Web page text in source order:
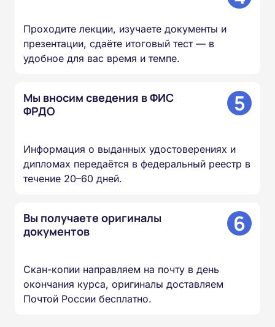
Проходите лекции, изучаете документы и
презентации, сдаёте итоговый тест — в
удобное для вас время и темпе.
Мы вносим сведения в ФИС
ФРДО
5
Информация о выданных удостоверениях и
дипломах передаётся в федеральный реестр в
течение 20–60 дней.
Вы получаете оригиналы
документов
6
Скан-копии направляем на почту в день
окончания курса, оригиналы доставляем
Почтой России бесплатно.